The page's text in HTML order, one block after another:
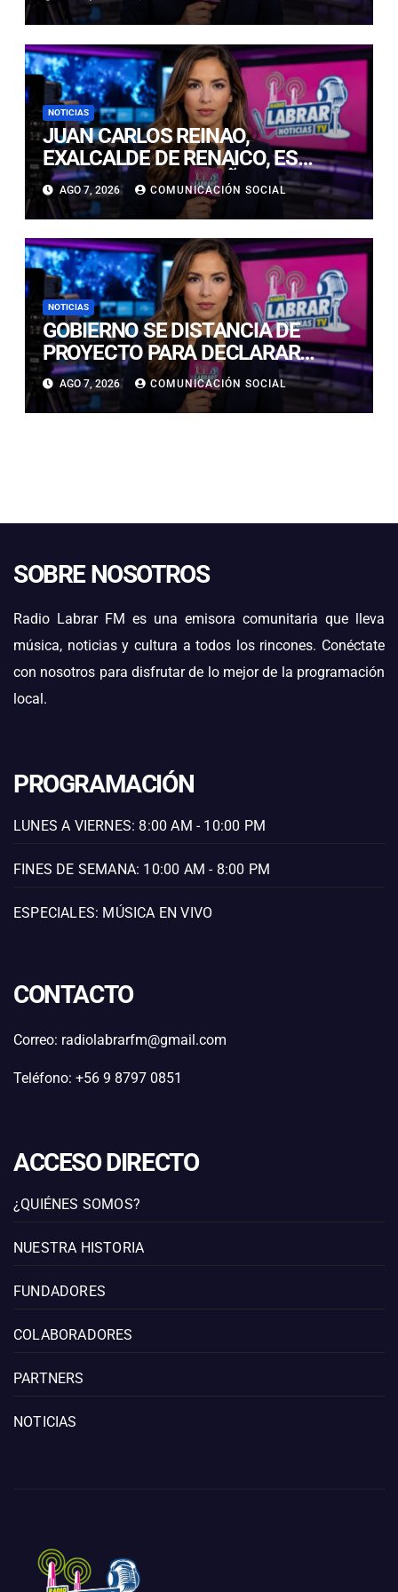
INNOVACIÓN EDUCATIVA
NOTICIAS
JUAN CARLOS REINAO,
EXALCALDE DE RENAICO, ES
CONDENADO A 15 AÑOS DE
CÁRCEL POR DELITOS DE
CONNOTACIÓN SEXUAL
AGO 7, 2026 COMUNICACIÓN SOCIAL
NOTICIAS
GOBIERNO SE DISTANCIA DE
PROYECTO PARA DECLARAR
FERIADO EL 17 DE SEPTIEMBRE:
“NO ES NECESARIO INNOVAR”
AGO 7, 2026 COMUNICACIÓN SOCIAL
SOBRE NOSOTROS
Radio Labrar FM es una emisora comunitaria que lleva
música, noticias y cultura a todos los rincones. Conéctate
con nosotros para disfrutar de lo mejor de la programación
local.
PROGRAMACIÓN
LUNES A VIERNES: 8:00 AM - 10:00 PM
FINES DE SEMANA: 10:00 AM - 8:00 PM
ESPECIALES: MÚSICA EN VIVO
CONTACTO
Correo: radiolabrarfm@gmail.com
Teléfono: +56 9 8797 0851
ACCESO DIRECTO
¿QUIÉNES SOMOS?
NUESTRA HISTORIA
FUNDADORES
COLABORADORES
PARTNERS
NOTICIAS